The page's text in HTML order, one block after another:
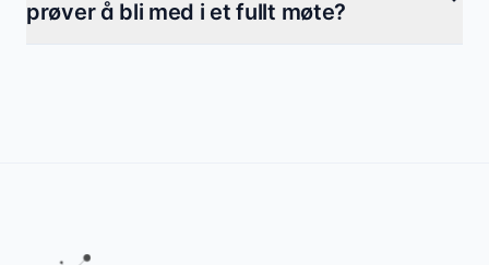
prøver å bli med i et fullt møte?